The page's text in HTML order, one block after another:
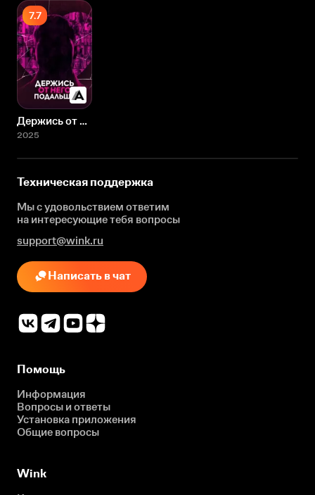
7.7
Держись от него подальше
2025
Техническая поддержка
Мы с удовольствием ответим
на интересующиетебя вопросы
support@wink.ru
Написать в чат
Помощь
Информация
Вопросы и ответы
Установка приложения
Общие вопросы
Wink